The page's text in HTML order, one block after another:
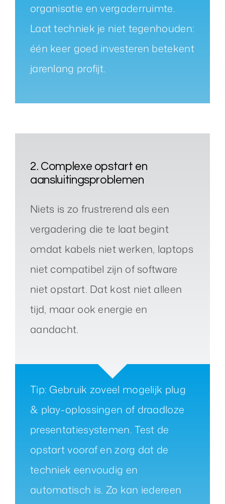
organisatie en vergaderruimte.
Laat techniek je niet tegenhouden:
één keer goed investeren betekent
jarenlang profijt.
2. Complexe opstart en
aansluitingsproblemen
Niets is zo frustrerend als een
vergadering die te laat begint
omdat kabels niet werken, laptops
niet compatibel zijn of software
niet opstart. Dat kost niet alleen
tijd, maar ook energie en
aandacht.
Tip: Gebruik zoveel mogelijk plug
& play-oplossingen of draadloze
presentatiesystemen. Test de
opstart vooraf en zorg dat de
techniek eenvoudig en
automatisch is. Zo kan iedereen